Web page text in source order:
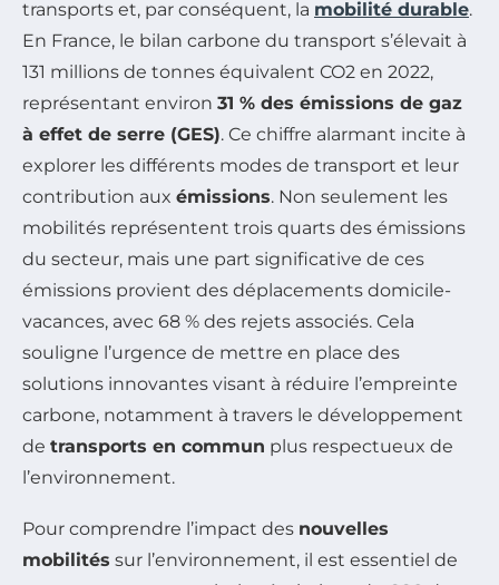
transports et, par conséquent, la mobilité durable.
En France, le bilan carbone du transport s’élevait à
131 millions de tonnes équivalent CO2 en 2022,
représentant environ 31 % des émissions de gaz
à effet de serre (GES). Ce chiffre alarmant incite à
explorer les différents modes de transport et leur
contribution aux émissions. Non seulement les
mobilités représentent trois quarts des émissions
du secteur, mais une part significative de ces
émissions provient des déplacements domicile-
vacances, avec 68 % des rejets associés. Cela
souligne l’urgence de mettre en place des
solutions innovantes visant à réduire l’empreinte
carbone, notamment à travers le développement
de transports en commun plus respectueux de
l’environnement.
Pour comprendre l’impact des nouvelles
mobilités sur l’environnement, il est essentiel de